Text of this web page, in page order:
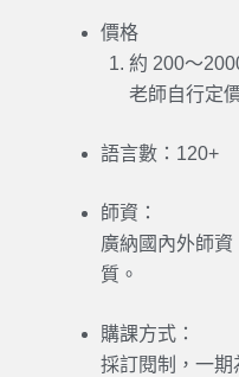
價格
約 200～
老師自行定
語言數： 120+
師資：
廣納國內外師
質。
購課方式：
採訂閱制，一期